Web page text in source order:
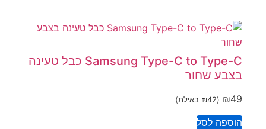
Samsung Type-C to Type-C כבל טעינה
בצבע שחור
₪49
(
₪42 באילת)
הוספה לסל